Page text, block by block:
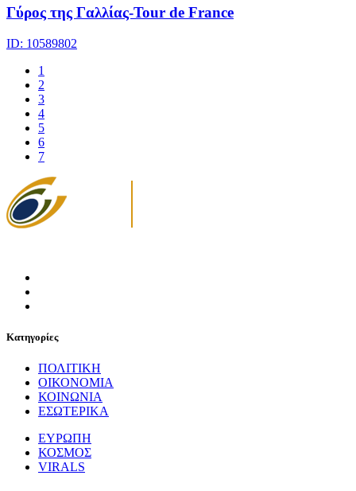
Γύρος της Γαλλίας-Tour de France
ID: 10589802
1
2
3
4
5
6
7
Κατηγορίες
ΠΟΛΙΤΙΚΗ
ΟΙΚΟΝΟΜΙΑ
ΚΟΙΝΩΝΙΑ
ΕΣΩΤΕΡΙΚΑ
ΕΥΡΩΠΗ
ΚΟΣΜΟΣ
VIRALS